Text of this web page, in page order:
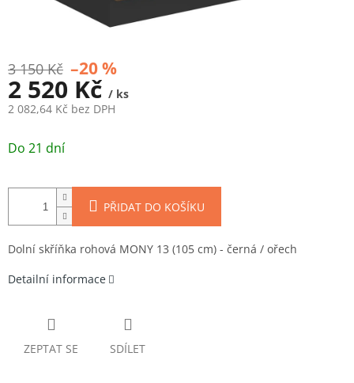
3 150 Kč –20 %
2 520 Kč / ks
2 082,64 Kč bez DPH
cena:
Do 21 dní
PŘIDAT DO KOŠÍKU
Dolní skříňka rohová MONY 13 (105 cm) - černá / ořech
Detailní informace
ZEPTAT SE SDÍLET